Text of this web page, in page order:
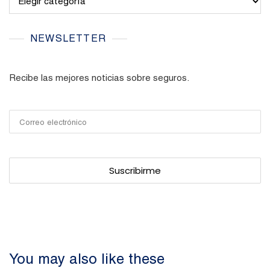
NEWSLETTER
Recibe las mejores noticias sobre seguros.
You may also like these